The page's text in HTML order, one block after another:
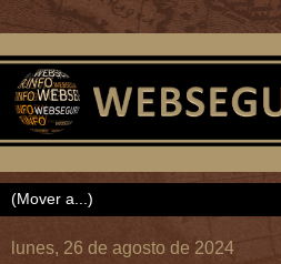
lunes, 26 de agosto de 2024